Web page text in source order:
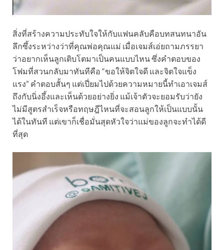
สิ่งที่สร้างความประทับใจให้กับแฟนคลับคือบทสนทนาอัน
ลึกซึ้งระหว่างว่าที่คุณพ่อคุณแม่ เมื่อเจมส์เอ่ยถามภรรยา
ว่าอยากเห็นลูกเติบโตมาเป็นคนแบบไหน ซึ่งคำตอบของ
โฟมที่สวนกลับมาทันทีคือ “ขอให้จิตใจดี และจิตใจแข็ง
แรง” คำตอบสั้นๆ แต่เปี่ยมไปด้วยความหมายนี้ทำเอาเจมส์
ถึงกับนิ่งอึ้งและเห็นด้วยอย่างยิ่ง แม้เจ้าตัวจะยอมรับว่ายัง
ไม่มีสูตรสำเร็จหรือทฤษฎีไหนที่จะสอนลูกให้เป็นแบบนั้น
ได้ในทันที แต่เขาก็เชื่อมั่นสุดหัวใจว่าแม่ของลูกจะทำได้ดี
ที่สุด